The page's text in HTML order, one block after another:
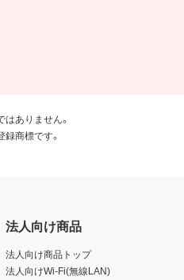
ありません。
商標です。
法人向け商品
法人向け商品トップ
法人向けWi-Fi(無線LAN)